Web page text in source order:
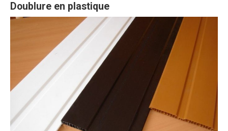
Doublure en plastique